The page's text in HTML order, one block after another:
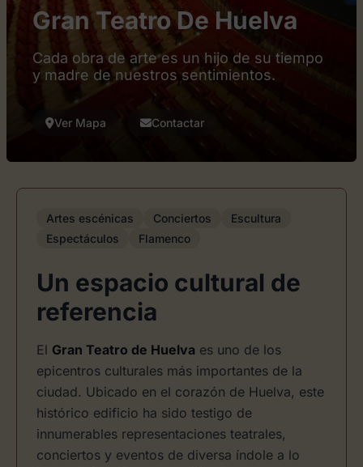
Gran Teatro De Huelva
Cada obra de arte es un hijo de su tiempo
y madre de nuestros sentimientos.
Ver Mapa Contactar
Artes escénicas Conciertos
Escultura
Espectáculos
Flamenco
Un espacio cultural de
referencia
El Gran Teatro de Huelva es uno de los
epicentros culturales más importantes de la
ciudad. Ubicado en el corazón de Huelva, este
histórico edificio ha sido testigo de
innumerables representaciones teatrales,
conciertos y eventos de diversa índole a lo